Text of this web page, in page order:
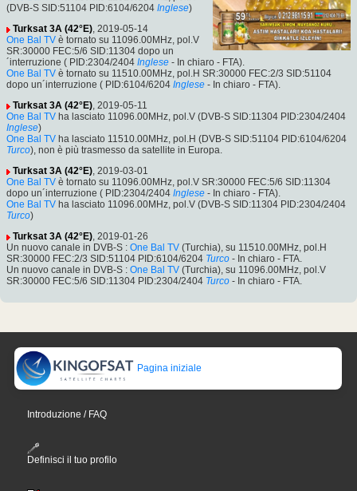
(DVB-S SID:51104 PID:6104/6204 Inglese)
Turksat 3A (42°E), 2019-05-14
One Bal TV è tornato su 11096.00MHz, pol.V
SR:30000 FEC:5/6 SID:11304 dopo un
´interruzione ( PID:2304/2404 Inglese - In chiaro - FTA).
One Bal TV è tornato su 11510.00MHz, pol.H SR:30000 FEC:2/3 SID:51104
dopo un´interruzione ( PID:6104/6204 Inglese - In chiaro - FTA).
Turksat 3A (42°E), 2019-05-11
One Bal TV ha lasciato 11096.00MHz, pol.V (DVB-S SID:11304 PID:2304/2404
Inglese)
One Bal TV ha lasciato 11510.00MHz, pol.H (DVB-S SID:51104 PID:6104/6204
Turco), non è più trasmesso da satellite in Europa.
Turksat 3A (42°E), 2019-03-01
One Bal TV è tornato su 11096.00MHz, pol.V SR:30000 FEC:5/6 SID:11304
dopo un´interruzione ( PID:2304/2404 Inglese - In chiaro - FTA).
One Bal TV ha lasciato 11096.00MHz, pol.V (DVB-S SID:11304 PID:2304/2404
Turco)
Turksat 3A (42°E), 2019-01-26
Un nuovo canale in DVB-S : One Bal TV (Turchia), su 11510.00MHz, pol.H
SR:30000 FEC:2/3 SID:51104 PID:6104/6204 Turco - In chiaro - FTA.
Un nuovo canale in DVB-S : One Bal TV (Turchia), su 11096.00MHz, pol.V
SR:30000 FEC:5/6 SID:11304 PID:2304/2404 Turco - In chiaro - FTA.
Pagina iniziale
Introduzione / FAQ
Definisci il tuo profilo